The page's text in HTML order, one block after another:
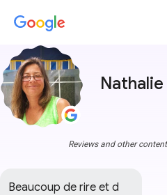
Nathalie
Reviews and other
Beaucoup de rire et d